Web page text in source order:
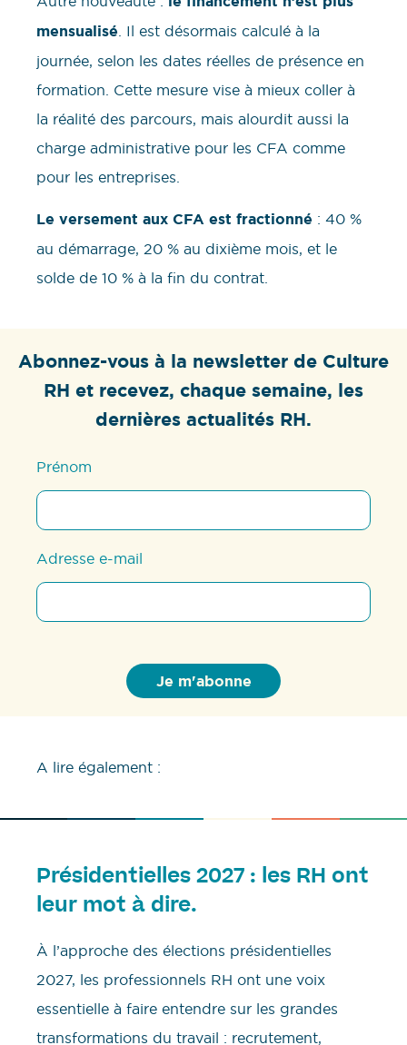
mensualisé . Il est désormais calculé à la
journée, selon les dates réelles de présence en
formation. Cette mesure vise à mieux coller à
la réalité des parcours, mais alourdit aussi la
charge administrative pour les CFA comme
pour les entreprises.
Le versement aux CFA est fractionné : 40 %
au démarrage, 20 % au dixième mois, et le
solde de 10 % à la fin du contrat.
Abonnez-vous à la newsletter de Culture
RH et recevez, chaque semaine, les
dernières actualités RH.
Prénom
Adresse e-mail
A lire également :
Présidentielles 2027 : les RH ont
leur mot à dire.
À l’approche des élections présidentielles
2027, les professionnels RH ont une voix
essentielle à faire entendre sur les grandes
transformations du travail : recrutement,